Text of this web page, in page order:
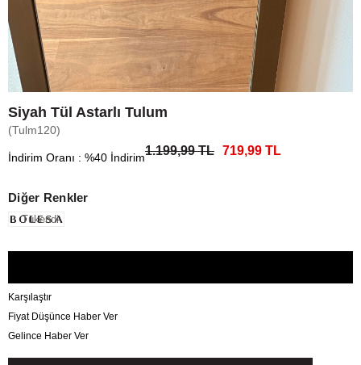
Siyah Tül Astarlı Tulum
(Tulm120)
İndirim Oranı : %40 İndirim1.199,99 TL 719,99 TL
Diğer Renkler
Tükendi
Karşılaştır
Fiyat Düşünce Haber Ver
Gelince Haber Ver